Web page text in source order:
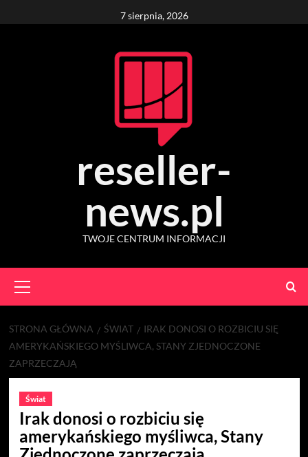
to
7 sierpnia, 2026
reseller-
news.pl
TWOJE CENTRUM INFORMACJI
Menu
STRONA GŁÓWNA ŚWIAT
IRAK DONOSI O ROZBICIU SIĘ
AMERYKAŃSKIEGO MYŚLIWCA, STANY ZJEDNOCZONE
ZAPRZECZAJĄ
Świat
Irak donosi o rozbiciu się
amerykańskiego myśliwca, Stany